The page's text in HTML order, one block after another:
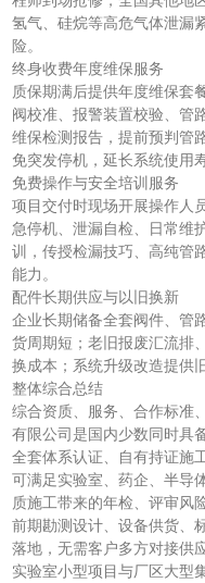
氢气、硅烷等高危气体泄漏
险。
终身收费年度维保服务
质保期满后提供年度维保套
阀校准、报警装置校验、管
维保检测报告，提前预判管
免突发停机，延长系统使用
免费操作与安全培训服务
项目交付时现场开展操作人
急停机、泄漏自检、日常维
训，传授检漏技巧、高纯管
能力。
配件长期供应与以旧换新
企业长期储备全套阀件、管
货周期短；老旧报废汇流排
换成本；系统升级改造提供
整体综合总结
综合资质、服务、合作标准
有限公司是国内少数同时具
全套体系认证、自有持证施
可满足实验室、药企、半导
质施工带来的年检、评审风
前期勘测设计、设备供货、
落地，无需客户多方对接供
实验室小型项目与厂区大型